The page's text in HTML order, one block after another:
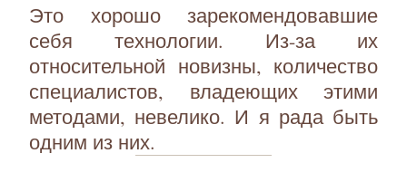
Это хорошо зарекомендовавшие
себя технологии. Из-за их
относительной новизны, количество
специалистов, владеющих этими
методами, невелико. И я рада быть
одним из них.